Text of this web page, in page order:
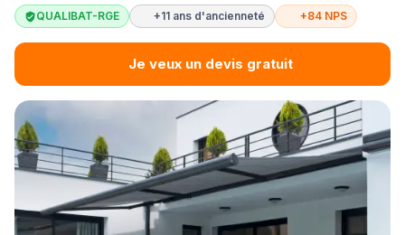
QUALIBAT-RGE +11 ans d'ancienneté +84 NPS
Je veux un devis gratuit